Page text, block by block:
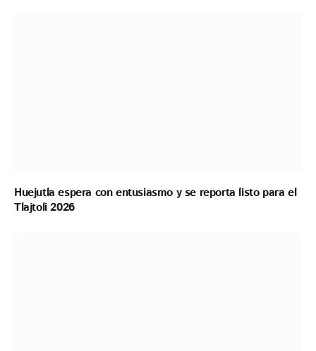
Huejutla espera con entusiasmo y se reporta listo para el
Tlajtoli 2026